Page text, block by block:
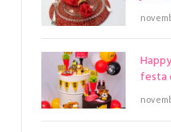
festa